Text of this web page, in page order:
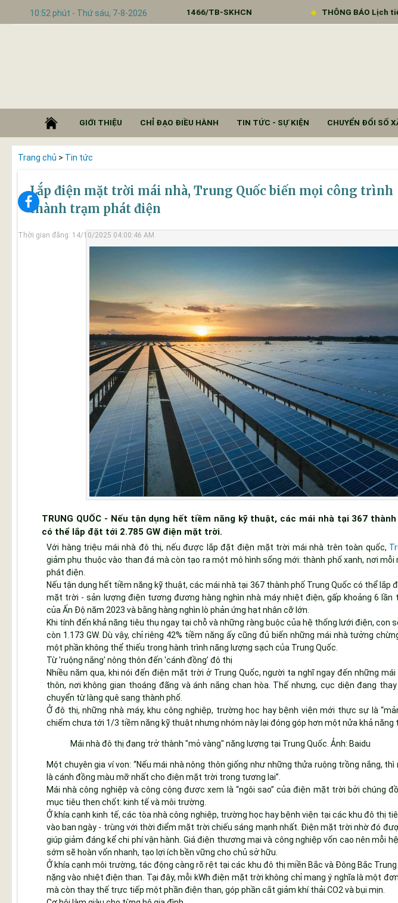
10:52 phút - Thứ sáu, 7-8-2026
Triển khai thực hiện Thông báo số 1466/TB-SKHCN THÔNG BÁO Lịch tiếp
GIỚI THIỆU CHỈ ĐẠO ĐIỀU HÀNH TIN TỨC - SỰ KIỆN CHUYỂN ĐỔI SỐ
Trang chủ > Tin tức
Lắp điện mặt trời mái nhà, Trung Quốc biến mọi công trình
thành trạm phát điện
Thời gian đăng: 14/10/2025 04:00:46 AM
TRUNG QUỐC - Nếu tận dụng hết tiềm năng kỹ thuật, các mái nhà tại 367
có thể lắp đặt tới 2.785 GW điện mặt trời.
Với hàng triệu mái nhà đô thị, nếu được lắp đặt điện mặt trời mái nhà trên toàn quốc,
giảm phụ thuộc vào than đá mà còn tạo ra một mô hình sống mới: thành phố xanh, nơi
phát điện.
Nếu tận dụng hết tiềm năng kỹ thuật, các mái nhà tại 367 thành phố Trung Quốc có thể lắp
mặt trời - sản lượng điện tương đương hàng nghìn nhà máy nhiệt điện, gấp khoảng 6 lần
của Ấn Độ năm 2023 và bằng hàng nghìn lò phản ứng hạt nhân cỡ lớn.
Khi tính đến khả năng tiêu thụ ngay tại chỗ và những ràng buộc của hệ thống lưới điện, con
còn 1.173 GW. Dù vậy, chỉ riêng 42% tiềm năng ấy cũng đủ biến những mái nhà tưởng
một phần không thể thiếu trong hành trình năng lượng sạch của Trung Quốc.
Từ 'ruộng nắng' nông thôn đến 'cánh đồng’ đô thị
Nhiều năm qua, khi nói đến điện mặt trời ở Trung Quốc, người ta nghĩ ngay đến những mái
thôn, nơi không gian thoáng đãng và ánh nắng chan hòa. Thế nhưng, cục diện đang
chuyển từ làng quê sang thành phố.
Ở đô thị, những nhà máy, khu công nghiệp, trường học hay bệnh viện mới thực sự là
chiếm chưa tới 1/3 tiềm năng kỹ thuật nhưng nhóm này lại đóng góp hơn một nửa khả năng
Mái nhà đô thị đang trở thành "mỏ vàng" năng lượng tại Trung Quốc. Ảnh: Baidu
Một chuyên gia ví von: “Nếu mái nhà nông thôn giống như những thửa ruộng trồng nắng,
là cánh đồng màu mỡ nhất cho điện mặt trời trong tương lai”.
Mái nhà công nghiệp và công cộng được xem là “ngôi sao” của điện mặt trời bởi chúng
mục tiêu then chốt: kinh tế và môi trường.
Ở khía cạnh kinh tế, các tòa nhà công nghiệp, trường học hay bệnh viện tại các khu đô thị
vào ban ngày - trùng với thời điểm mặt trời chiếu sáng mạnh nhất. Điện mặt trời nhờ đó
giúp giảm đáng kể chi phí vận hành. Giá điện thương mại và công nghiệp vốn cao nên mỗi
sớm sẽ hoàn vốn nhanh, tạo lợi ích bền vững cho chủ sở hữu.
Ở khía cạnh môi trường, tác động càng rõ rệt tại các khu đô thị miền Bắc và Đông Bắc
nặng vào nhiệt điện than. Tại đây, mỗi kWh điện mặt trời không chỉ mang ý nghĩa là một
mà còn thay thế trực tiếp một phần điện than, góp phần cắt giảm khí thải CO2 và bụi mịn.